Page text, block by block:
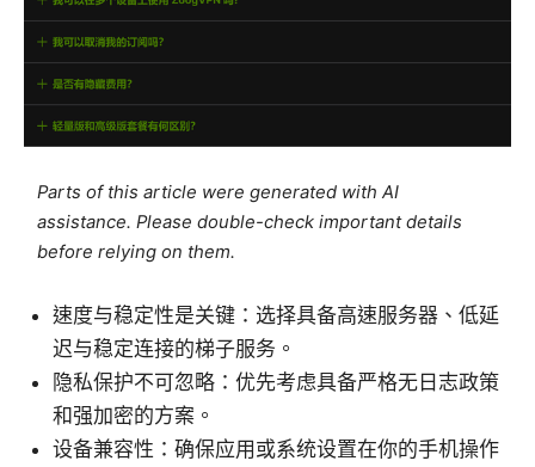
Parts of this article were generated with AI
assistance. Please double-check important details
before relying on them.
速度与稳定性是关键：选择具备高速服务器、低延
迟与稳定连接的梯子服务。
隐私保护不可忽略：优先考虑具备严格无日志政策
和强加密的方案。
设备兼容性：确保应用或系统设置在你的手机操作